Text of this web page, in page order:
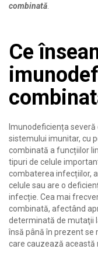
combinată.
Ce
Imunodeficiența
sistemului imunitar, cu
combinată a funcțiilor
tipuri de celule
combaterea infecțiilor,
celule sau are o
infecție. Cea mai
combinată, afectând
determinată de mutaţii
însă până în prezent se
care cauzează această